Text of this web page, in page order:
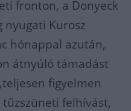
fronton, a Donyeck
nyugati Kurosz
hónappal azután,
átnyúló támadást
figyelmen
tűzszüneti felhívást,